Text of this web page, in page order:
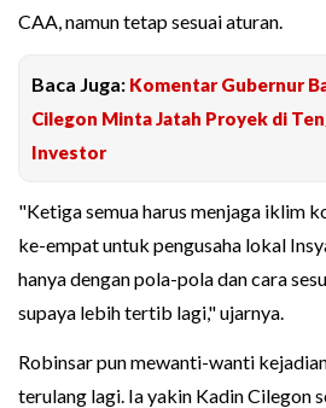
CAA, namun tetap sesuai aturan.
Baca Juga: Komentar Gubernur
Cilegon Minta Jatah Proyek di
Investor
"Ketiga semua harus menjaga iklim
ke-empat untuk pengusaha lokal
hanya dengan pola-pola dan cara
supaya lebih tertib lagi," ujarnya.
Robinsar pun mewanti-wanti
terulang lagi. Ia yakin Kadin Cilegon